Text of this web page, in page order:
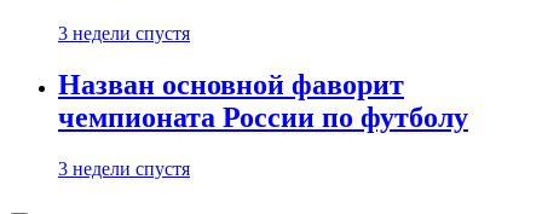
3 недели спустя
Назван основной фаворит
чемпионата России по футболу
3 недели спустя